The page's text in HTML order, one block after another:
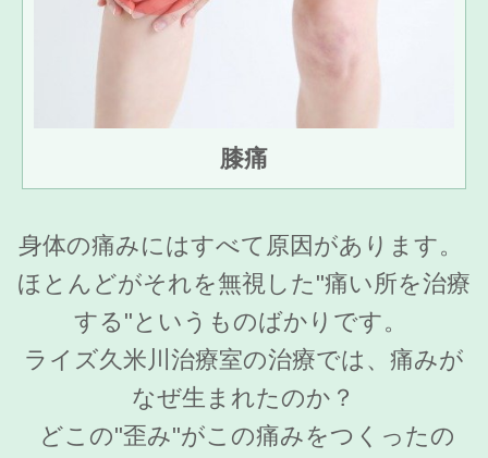
膝痛
身体の痛みにはすべて原因があります。
ほとんどがそれを無視した"痛い所を治療
する"というものばかりです。
ライズ久米川治療室の治療では、痛みが
なぜ生まれたのか？
どこの"歪み"がこの痛みをつくったの